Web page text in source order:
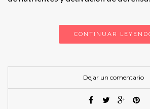
CONTINUAR
Dejar un comentario